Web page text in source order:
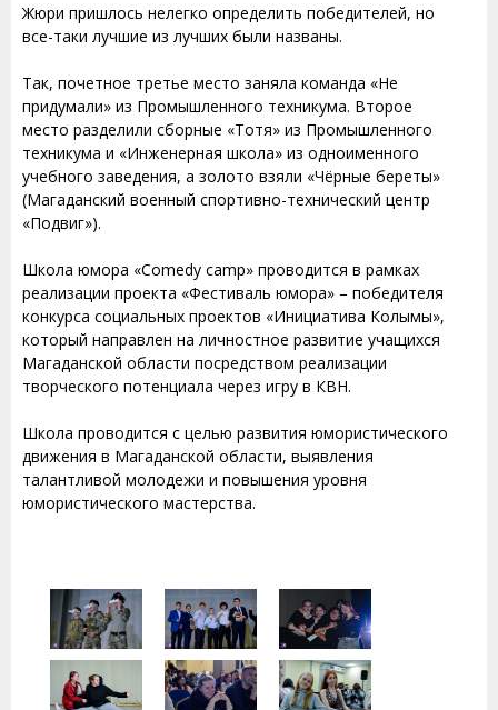
Жюри пришлось нелегко определить победителей, но
все-таки лучшие из лучших были названы.
Так, почетное третье место заняла команда «Не
придумали» из Промышленного техникума. Второе
место разделили сборные «Тотя» из Промышленного
техникума и «Инженерная школа» из одноименного
учебного заведения, а золото взяли «Чёрные береты»
(Магаданский военный спортивно-технический центр
«Подвиг»).
Школа юмора «Comedy camp» проводится в рамках
реализации проекта «Фестиваль юмора» – победителя
конкурса социальных проектов «Инициатива Колымы»,
который направлен на личностное развитие учащихся
Магаданской области посредством реализации
творческого потенциала через игру в КВН.
Школа проводится с целью развития юмористического
движения в Магаданской области, выявления
талантливой молодежи и повышения уровня
юмористического мастерства.